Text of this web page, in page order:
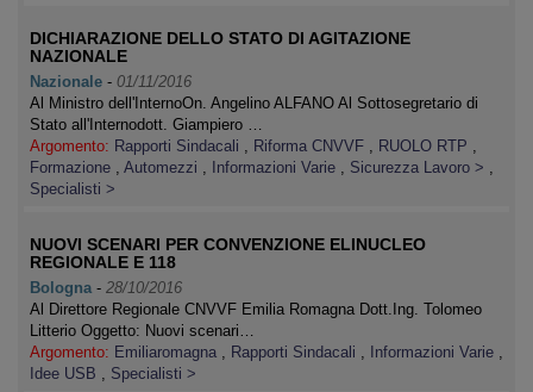
DICHIARAZIONE DELLO STATO DI AGITAZIONE
NAZIONALE
Nazionale - 01/11/2016
Al Ministro dell'InternoOn. Angelino ALFANO Al Sottosegretario di
Stato all'Internodott. Giampiero …
Argomento: Rapporti Sindacali , Riforma CNVVF , RUOLO RTP ,
Formazione , Automezzi , Informazioni Varie , Sicurezza Lavoro > ,
Specialisti >
NUOVI SCENARI PER CONVENZIONE ELINUCLEO
REGIONALE E 118
Bologna - 28/10/2016
Al Direttore Regionale CNVVF Emilia Romagna Dott.Ing. Tolomeo
Litterio Oggetto: Nuovi scenari…
Argomento: Emiliaromagna , Rapporti Sindacali , Informazioni Varie ,
Idee USB , Specialisti >